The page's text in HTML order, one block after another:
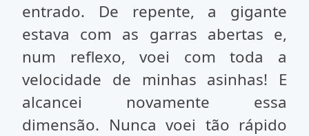
entrado. De repente, a gigante
estava com as garras abertas e,
num reflexo, voei com toda a
velocidade de minhas asinhas! E
alcancei novamente essa
dimensão. Nunca voei tão rápido